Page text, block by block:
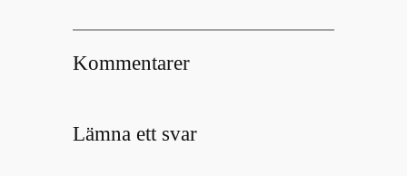
Kommentarer
Lämna ett svar